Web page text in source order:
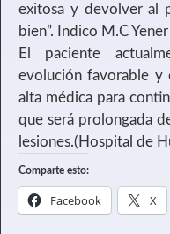
exitosa y devolver al
bien”. Indico M.C
El paciente
evolución favorable y
alta médica para
que será prolongada
lesiones.(Hospital de
Comparte esto:
Facebook X